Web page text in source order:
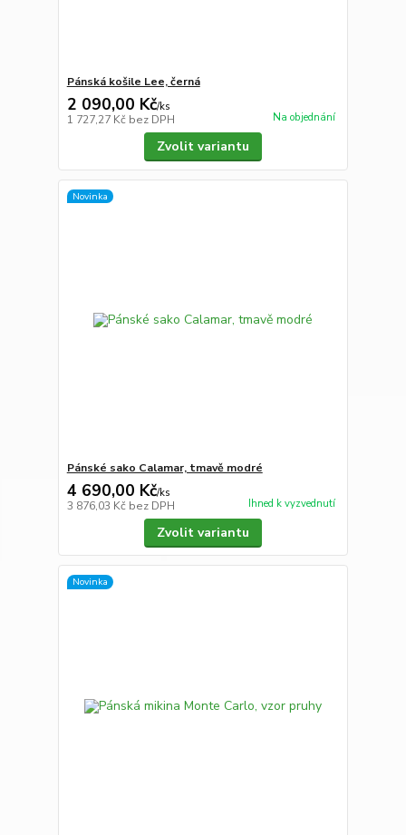
Pánská košile Lee, černá
2 090,00 Kč/ks
1 727,27 Kč bez DPH Na objednání
Zvolit variantu
Novinka
Pánské sako Calamar, tmavě modré
4 690,00 Kč/ks
3 876,03 Kč bez DPH Ihned k vyzvednutí
Zvolit variantu
Novinka